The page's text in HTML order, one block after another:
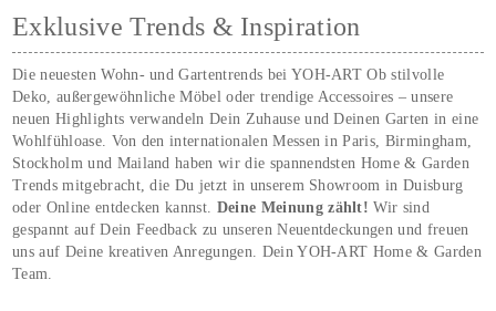
Exklusive Trends & Inspiration
Die neuesten Wohn- und Gartentrends bei YOH‑ART Ob stilvolle
Deko, außergewöhnliche Möbel oder trendige Accessoires – unsere
neuen Highlights verwandeln Dein Zuhause und Deinen Garten in eine
Wohlfühloase. Von den internationalen Messen in Paris, Birmingham,
Stockholm und Mailand haben wir die spannendsten Home & Garden
Trends mitgebracht, die Du jetzt in unserem Showroom in Duisburg
oder Online entdecken kannst. Deine Meinung zählt!Wir sind
gespannt auf Dein Feedback zu unseren Neuentdeckungen und freuen
uns auf Deine kreativen Anregungen. Dein YOH‑ART Home & Garden
Team.